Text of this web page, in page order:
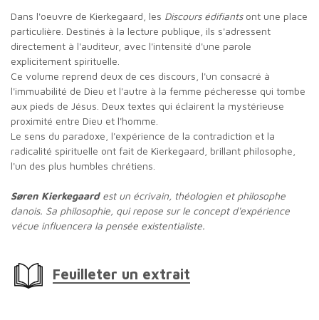
Dans l'oeuvre de Kierkegaard, les Discours édifiantsont une place
particulière. Destinés à la lecture publique, ils s'adressent
directement à l'auditeur, avec l'intensité d'une parole
explicitement spirituelle.
Ce volume reprend deux de ces discours, l'un consacré à
l'immuabilité de Dieu et l'autre à la femme pécheresse qui tombe
aux pieds de Jésus. Deux textes qui éclairent la mystérieuse
proximité entre Dieu et l'homme.
Le sens du paradoxe, l'expérience de la contradiction et la
radicalité spirituelle ont fait de Kierkegaard, brillant philosophe,
l'un des plus humbles chrétiens.
Søren Kierkegaardest un écrivain, théologien et philosophe
danois. Sa philosophie, qui repose sur le concept d'expérience
vécue influencera la pensée existentialiste.
Feuilleter un extrait